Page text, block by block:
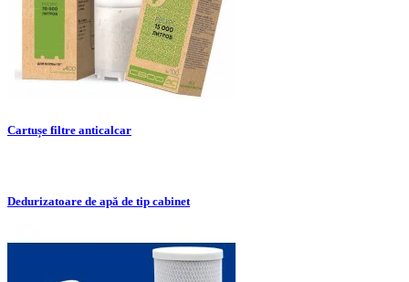
Cartușe filtre anticalcar
Dedurizatoare de apă de tip cabinet